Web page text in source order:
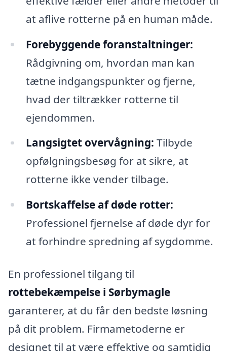
at aflive rotterne på en human måde.
Forebyggende foranstaltninger:
Rådgivning om, hvordan man kan
tætne indgangspunkter og fjerne,
hvad der tiltrækker rotterne til
ejendommen.
Langsigtet overvågning: Tilbyde
opfølgningsbesøg for at sikre, at
rotterne ikke vender tilbage.
Bortskaffelse af døde rotter:
Professionel fjernelse af døde dyr for
at forhindre spredning af sygdomme.
En professionel tilgang til
rottebekæmpelse i Sørbymagle
garanterer, at du får den bedste løsning
på dit problem. Firmametoderne er
designet til at være effektive og samtidig